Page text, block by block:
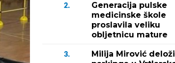
2.
Generacija pulske
medicinske škole
proslavila veliku
obljetnicu mature
3.
Milija Mirović